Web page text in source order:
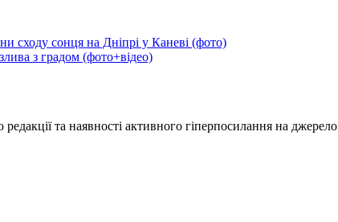
сходу сонця на Дніпрі у Каневі (фото)
з градом (фото+відео)
та наявності активного гіперпосилання на джерело